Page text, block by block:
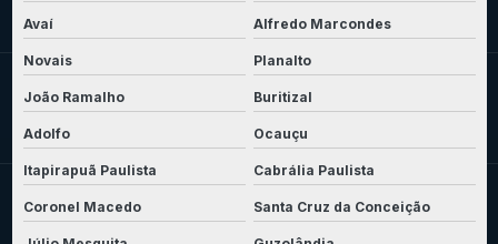
Avaí Alfredo Marcondes
Novais Planalto
João Ramalho Buritizal
Adolfo Ocauçu
Itapirapuã Paulista Cabrália Paulista
Coronel Macedo Santa Cruz da Conceição